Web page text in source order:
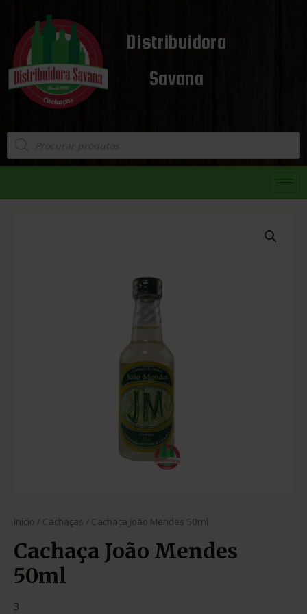
Distribuidora
Savana
Início / Cachaças / Cachaça João Mendes 50ml
Cachaça João Mendes
50ml
3